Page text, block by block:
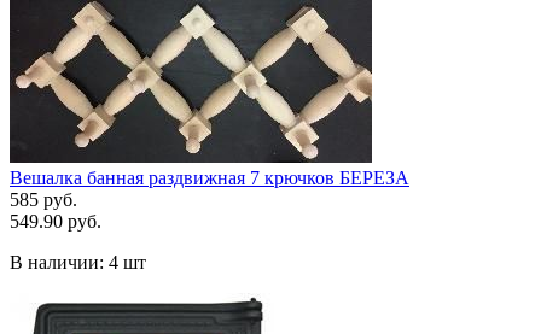
Вешалка банная раздвижная 7 крючков БЕРЕЗА
585 руб.
549.90 руб.
В наличии: 4 шт